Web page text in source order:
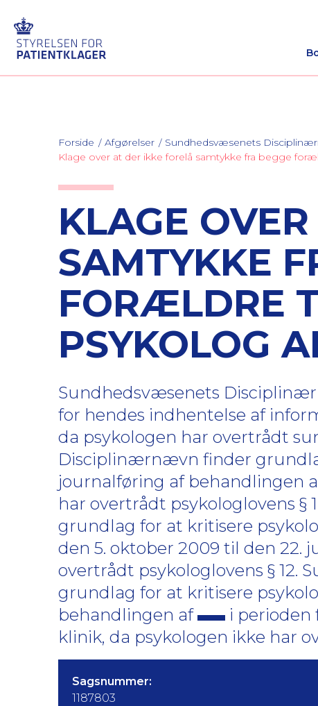
Forside Afgørelser
Sundhedsvæsenets
Klage over at der ikke forelå samtykke fra begge
KLAGE
SAMTYKKE
FORÆLDRE
PSYKOLOG
Sundhedsvæsenets
for hendes indhentelse af
da psykologen har overtrådt
Disciplinærnævn finder
journalføring af behandlingen
har overtrådt psykologlovens
grundlag for at kritisere
den 5. oktober 2009 til den 22.
overtrådt psykologlovens §
grundlag for at kritisere
behandlingen af
i perioden
klinik, da psykologen ikke har
Sagsnummer:
1187803